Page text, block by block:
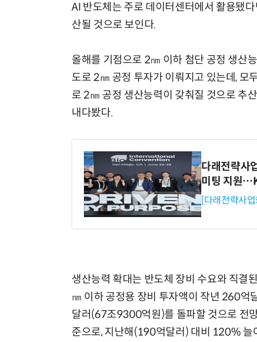
AI 반도체는 주로 데이터센터에서 활용됐
산될 것으로 보인다.
올해를 기점으로 2㎚ 이하 첨단 공정 생산
도로 2㎚ 공정 투자가 이뤄지고 있는데, 모
로 2㎚ 공정 생산능력이 갖춰질 것으로 추
내다봤다.
다래전략사
미팅 지원
[다래전략사
생산능력 확대는 반도체 장비 수요와 직결
㎚ 이하 공정용 장비 투자액이 작년 260
달러(67조9300억원)를 돌파할 것으로 전
준으로, 지난해(190억달러) 대비 120% 늘